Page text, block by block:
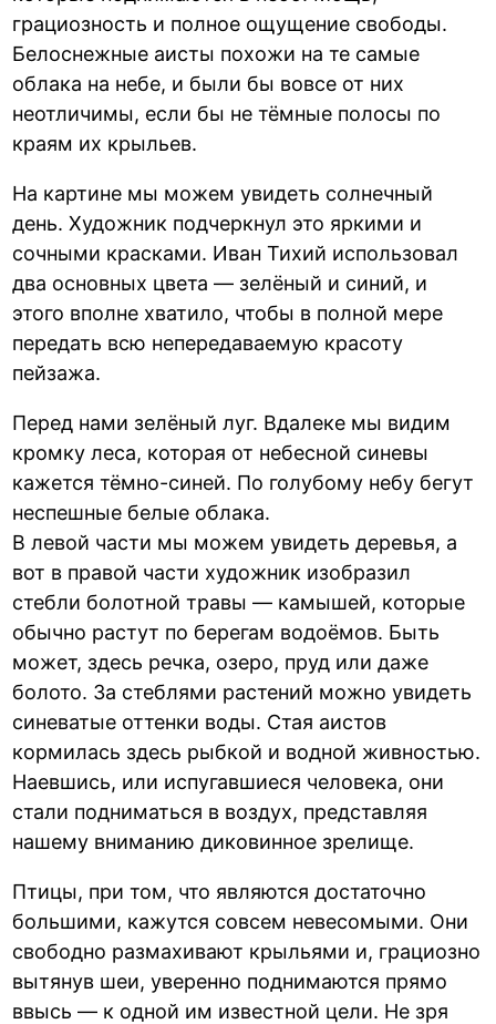
грациозность и полное ощущение свободы.
Белоснежные аисты похожи на те самые
облака на небе, и были бы вовсе от них
неотличимы, если бы не тёмные полосы по
краям их крыльев.
На картине мы можем увидеть солнечный
день. Художник подчеркнул это яркими и
сочными красками. Иван Тихий использовал
два основных цвета — зелёный и синий, и
этого вполне хватило, чтобы в полной мере
передать всю непередаваемую красоту
пейзажа.
Перед нами зелёный луг. Вдалеке мы видим
кромку леса, которая от небесной синевы
кажется тёмно-синей. По голубому небу бегут
неспешные белые облака.
В левой части мы можем увидеть деревья, а
вот в правой части художник изобразил
стебли болотной травы — камышей, которые
обычно растут по берегам водоёмов. Быть
может, здесь речка, озеро, пруд или даже
болото. За стеблями растений можно увидеть
синеватые оттенки воды. Стая аистов
кормилась здесь рыбкой и водной живностью.
Наевшись, или испугавшиеся человека, они
стали подниматься в воздух, представляя
нашему вниманию диковинное зрелище.
Птицы, при том, что являются достаточно
большими, кажутся совсем невесомыми. Они
свободно размахивают крыльями и, грациозно
вытянув шеи, уверенно поднимаются прямо
ввысь — к одной им известной цели. Не зря